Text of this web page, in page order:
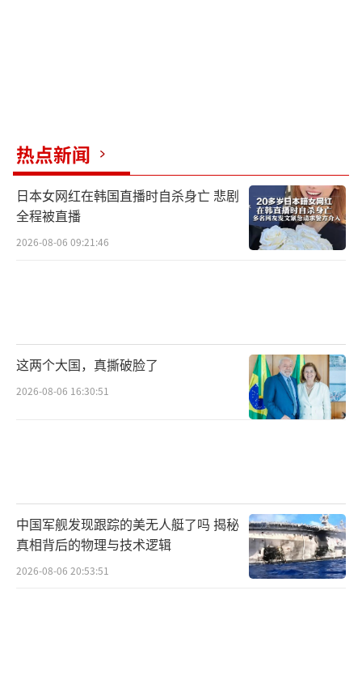
热点新闻
日本女网红在韩国直播时自杀身亡 悲剧
全程被直播
2026-08-06 09:21:46
这两个大国，真撕破脸了
2026-08-06 16:30:51
中国军舰发现跟踪的美无人艇了吗 揭秘
真相背后的物理与技术逻辑
2026-08-06 20:53:51